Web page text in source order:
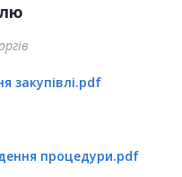
закупівлі.pdf
процедури.pdf